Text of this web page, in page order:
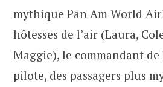
mythique Pan Am World
hôtesses de l’air (Laura,
Maggie), le commandant
pilote, des passagers plus